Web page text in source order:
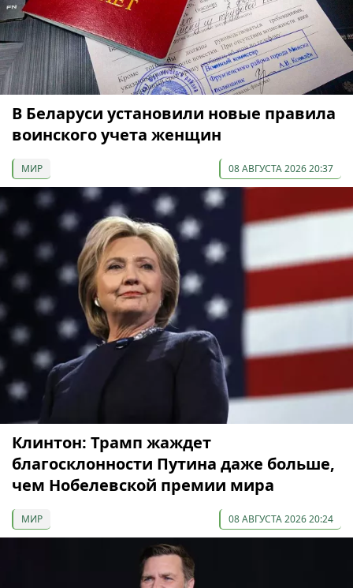
В Беларуси установили новые правила
воинского учета женщин
МИР 08 АВГУСТА 2026 20:37
Клинтон: Трамп жаждет
благосклонности Путина даже больше,
чем Нобелевской премии мира
МИР 08 АВГУСТА 2026 20:24